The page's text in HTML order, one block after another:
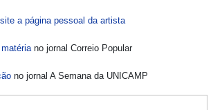
a página pessoal da artista
matériano jornal Correio Popular
no jornal A Semana da UNICAMP